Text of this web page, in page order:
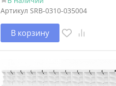
Артикул SRB-0310-035004
В корзину